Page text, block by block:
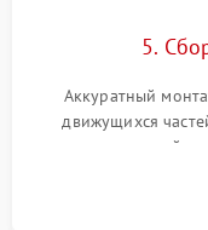
5.
Аккуратный
движущихся
силиконовой
декальцинации и